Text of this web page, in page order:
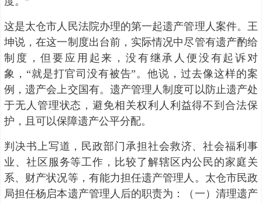
这是太仓市人民法院办理的第一起遗产管理人案件。王
坤说，在这一制度出台前，实际情况中尽管有遗产酌给
制度，但要应用起来，没有继承人便没有起诉对
象，“就是打官司没有被告”。他说，过去像这样的案
例，遗产会上交国有。遗产管理人制度可以防止遗产处
于无人管理状态，避免相关权利人利益得不到合法保
护，且可以保障遗产公平分配。
判决书上写道，民政部门承担社会救济、社会福利事
业、社区服务等工作，比较了解辖区内公民的家庭关
系、财产状况等，有能力担任遗产管理人。太仓市民政
局担任杨启本遗产管理人后的职责为：（一）清理遗产